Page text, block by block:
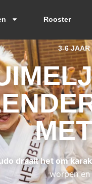
Rooster
3-6 JAAR
draait het om
worpen en